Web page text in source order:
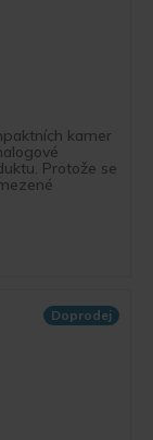
kamer
Protože se
Doprodej